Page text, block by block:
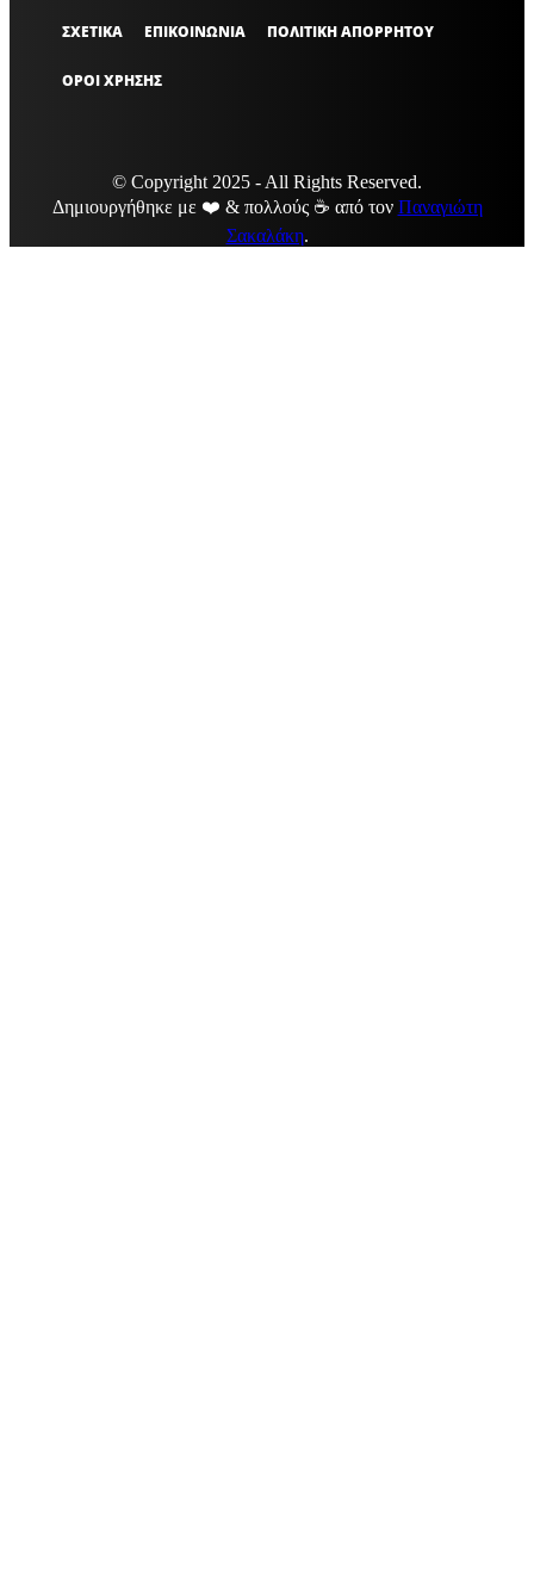
ΣΧΕΤΙΚΑ ΕΠΙΚΟΙΝΩΝΙΑ ΠΟΛΙΤΙΚΗ ΑΠΟΡΡΗΤΟΥ
ΟΡΟΙ ΧΡΗΣΗΣ
© Copyright 2025 - All Rights Reserved.
Δημιουργήθηκε με ❤️ & πολλούς ☕ από τον Παναγιώτη
Σακαλάκη.